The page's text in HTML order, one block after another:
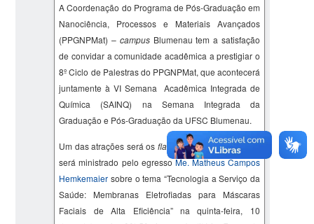
A Coordenação do Programa de Pós-Graduação em
Nanociência, Processos e Materiais Avançados
(PPGNPMat) – campusBlumenau tem a satisfação
de convidar a comunidade acadêmica a prestigiar o
8º Ciclo de Palestras do PPGNPMat, que acontecerá
juntamente à VI Semana Acadêmica Integrada de
Química (SAINQ) na Semana Integrada da
Graduação e Pós-Graduação da UFSC Blumenau.
Um das atrações será os flash talks: o terceiro deles
será ministrado pelo egressoMe.Matheus Campos
Hemkemaier sobre o tema “Tecnologia a Serviço da
Saúde: Membranas Eletrofiadas para Máscaras
Faciais de Alta Eficiência” na quinta-feira, 10